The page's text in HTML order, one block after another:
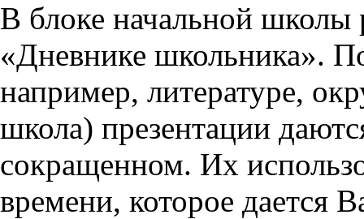
В блоке начальной школы
«Дневнике школьника».
например, литературе,
школа) презентации
сокращенном. Их
времени, которое дается